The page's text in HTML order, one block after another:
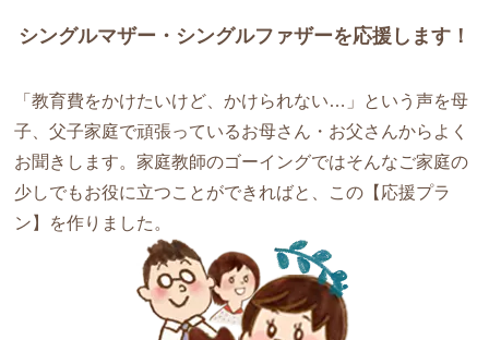
シングルマザー・シングルファザーを応援します！
「教育費をかけたいけど、かけられない…」という声を母
子、父子家庭で頑張っているお母さん・お父さんからよく
お聞きします。家庭教師のゴーイングではそんなご家庭の
少しでもお役に立つことができればと、この【応援プラ
ン】を作りました。